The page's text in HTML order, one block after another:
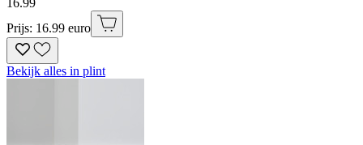
Prijs: 16.99 euro
Bekijk alles in plint